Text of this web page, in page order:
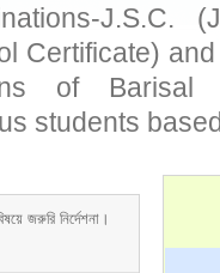
J.S.C.
Certificate)
of
students
জরুরি নির্দেশনা।